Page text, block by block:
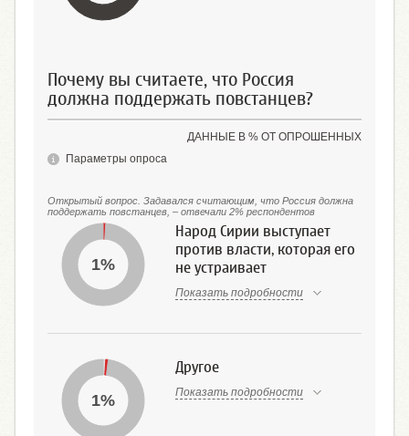
Почему вы считаете, что Россия
должна поддержать повстанцев?
ДАННЫЕ В % ОТ ОПРОШЕННЫХ
Параметры опроса
Открытый вопрос. Задавался считающим, что Россия должна
поддержать повстанцев, – отвечали 2% респондентов
1%
Народ Сирии выступает
против власти, которая его
не устраивает
Показать подробности
1%
Другое
Показать подробности